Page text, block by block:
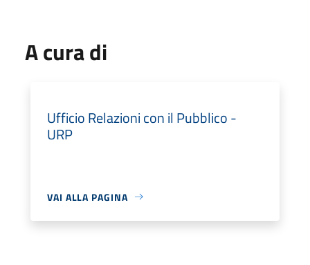
A cura di
Ufficio Relazioni con il Pubblico -
URP
VAI ALLA PAGINA